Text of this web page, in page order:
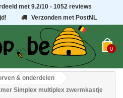
met9.2/10 - 1052 reviews
Verzonden met PostNL
0
& onderdelen
Simplex multiplex zwermkastje